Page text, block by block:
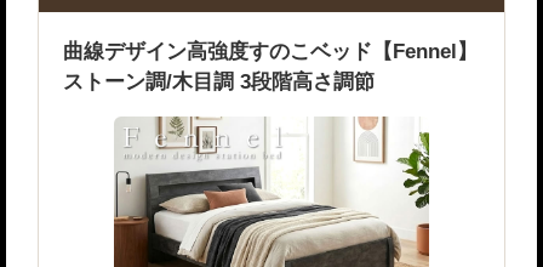
曲線デザイン高強度すのこベッド【Fennel】
ストーン調/木目調 3段階高さ調節